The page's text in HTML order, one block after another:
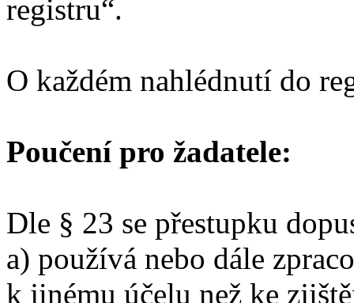
registru“.
O každém nahlédnutí do
Poučení pro žadatele:
Dle § 23 se přestupku
a) používá nebo dále
k jinému účelu než ke